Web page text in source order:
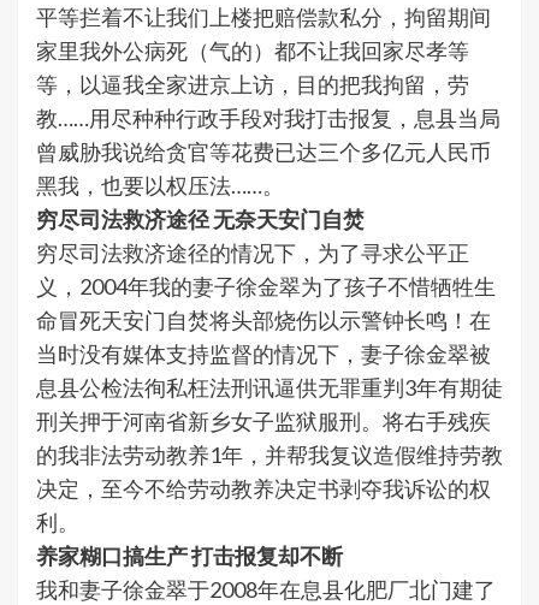
平等拦着不让我们上楼把赔偿款私分，拘留期间
家里我外公病死（气的）都不让我回家尽孝等
等，以逼我全家进京上访，目的把我拘留，劳
教……用尽种种行政手段对我打击报复，息县当局
曾威胁我说给贪官等花费已达三个多亿元人民币
黑我，也要以权压法……。
穷尽司法救济途径 无奈天安门自焚
穷尽司法救济途径的情况下，为了寻求公平正
义，2004年我的妻子徐金翠为了孩子不惜牺牲生
命冒死天安门自焚将头部烧伤以示警钟长鸣！在
当时没有媒体支持监督的情况下，妻子徐金翠被
息县公检法徇私枉法刑讯逼供无罪重判3年有期徒
刑关押于河南省新乡女子监狱服刑。将右手残疾
的我非法劳动教养1年，并帮我复议造假维持劳教
决定，至今不给劳动教养决定书剥夺我诉讼的权
利。
养家糊口搞生产 打击报复却不断
我和妻子徐金翠于2008年在息县化肥厂北门建了